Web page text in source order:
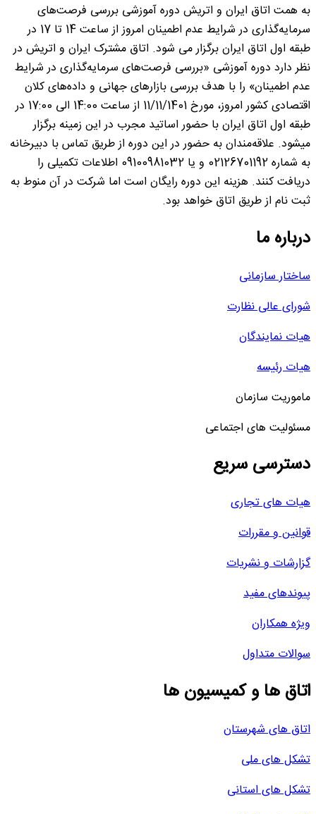
به همت اتاق ایران و اتریش دوره آموزشی بررسی فرصت‌های
سرمایه‌گذاری در شرایط عدم اطمینان امروز از ساعت 14 تا 17 در
طبقه اول اتاق ایران برگزار می شود. اتاق مشترک ایران و اتریش در
نظر دارد دوره آموزشی «بررسی فرصت‌های سرمایه‌گذاری در شرایط
عدم اطمینان» را با هدف بررسی بازارهای جهانی و داده‌های کلان
اقتصادی کشور امروز، مورخ 11/11/1401 از ساعت 14:00 الی 17:00 در
طبقه اول اتاق ایران با حضور اساتید مجرب در این زمینه برگزار
میشود. علاقه‌مندان به حضور در این دوره از طریق تماس با دبیرخانه
به شماره 02126701192 و یا 09100981032 اطلاعات تکمیلی را
دریافت کنند. هزینه این دوره رایگان است اما شرکت در آن منوط به
ثبت نام از طریق اتاق خواهد بود.
درباره ما
ساختار سازمانی
شورای عالی نظارت
هیات نمایندگان
هیات رئیسه
ماموریت سازمان
مسئولیت های اجتماعی
دسترسی سریع
هیات های تجاری
قوانین و مقررات
گزارشات و نشریات
پیوندهای مفید
ویژه همکاران
سوالات متداول
اتاق ها و کمیسیون ها
اتاق های شهرستان
تشکل های ملی
تشکل های استانی